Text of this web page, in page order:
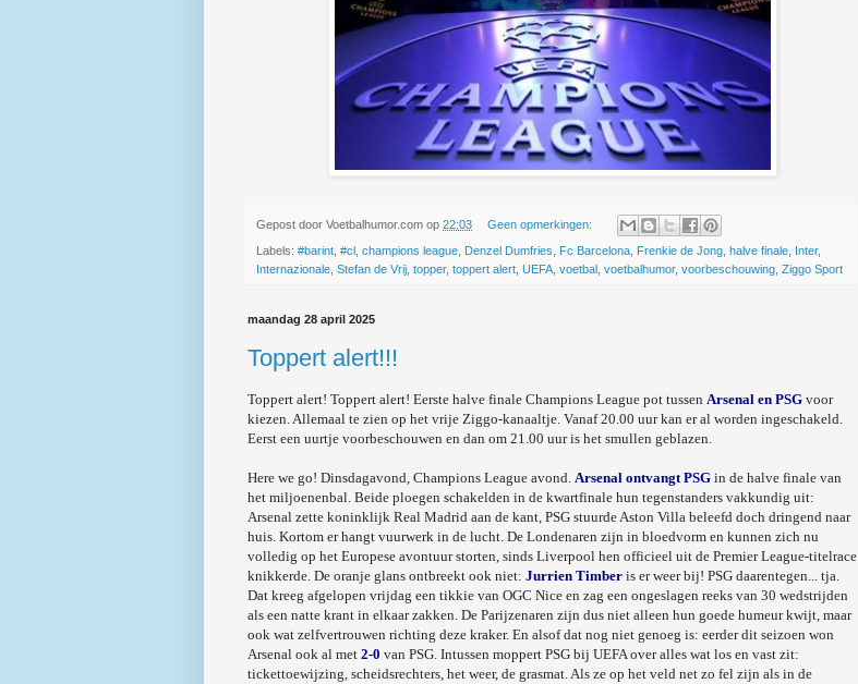
Gepost door Voetbalhumor.com op 22:03 Geen opmerkingen:
Labels: #barint, #cl , champions league, Denzel Dumfries, Fc Barcelona, Frenkie de Jong, halve finale, Inter,
Internazionale, Stefan de Vrij, topper, toppert alert, UEFA, voetbal , voetbalhumor, voorbeschouwing, Ziggo Sport
maandag 28 april 2025
Toppert alert!!!
Toppert alert! Toppert alert! Eerste halve finale Champions League pot tussen Arsenal en PSG voor
kiezen. Allemaal te zien op het vrije Ziggo-kanaaltje. Vanaf 20.00 uur kan er al worden ingeschakeld.
Eerst een uurtje voorbeschouwen en dan om 21.00 uur is het smullen geblazen.
Here we go! Dinsdagavond, Champions League avond. Arsenal ontvangt PSG in de halve finale van
het miljoenenbal. Beide ploegen schakelden in de kwartfinale hun tegenstanders vakkundig uit:
Arsenal zette koninklijk Real Madrid aan de kant, PSG stuurde Aston Villa beleefd doch dringend naar
huis. Kortom er hangt vuurwerk in de lucht. De Londenaren zijn in bloedvorm en kunnen zich nu
volledig op het Europese avontuur storten, sinds Liverpool hen officieel uit de Premier League-titelrace
knikkerde. De oranje glans ontbreekt ook niet: Jurrien Timber is er weer bij! PSG daarentegen... tja.
Dat kreeg afgelopen vrijdag een tikkie van OGC Nice en zag een ongeslagen reeks van 30 wedstrijden
als een natte krant in elkaar zakken. De Parijzenaren zijn dus niet alleen hun goede humeur kwijt, maar
ook wat zelfvertrouwen richting deze kraker. En alsof dat nog niet genoeg is: eerder dit seizoen won
Arsenal ook al met 2-0 van PSG. Intussen moppert PSG bij UEFA over alles wat los en vast zit:
tickettoewijzing, scheidsrechters, het weer, de grasmat. Als ze op het veld net zo fel zijn als in de